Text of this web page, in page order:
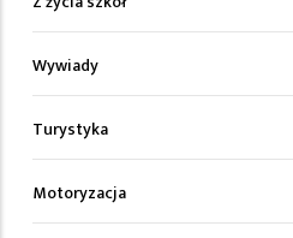
Wywiady
Turystyka
Motoryzacja